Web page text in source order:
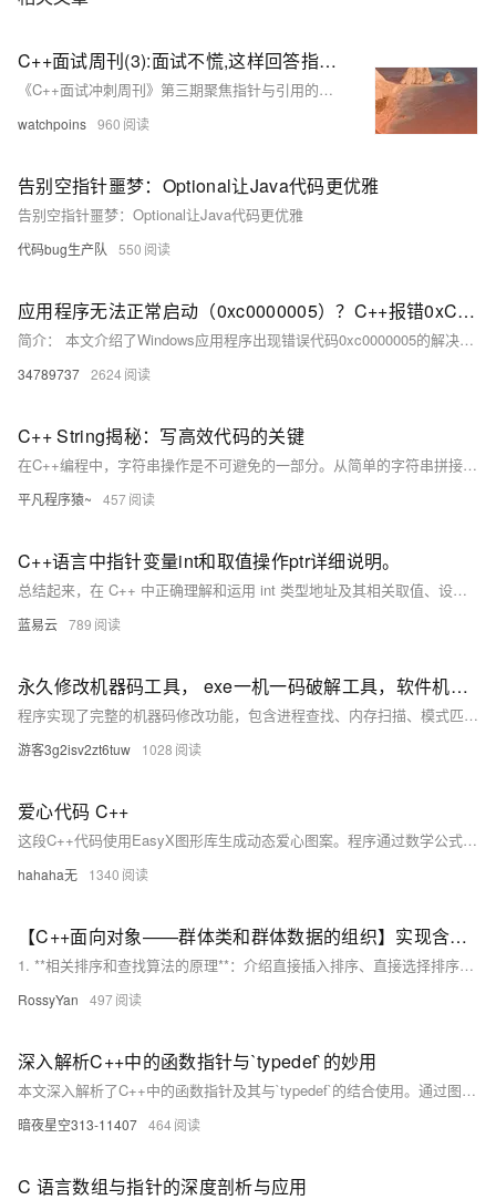
C++面试周刊(3):面试不慌,这样回答指针与引用，青铜秒变王者
《C++面试冲刺周刊》第三期聚焦指针与引用的区别，从青铜到王者级别面试回答解析，助你21天系统备战，直击高频考点，提升实战能力，轻松应对大厂C++面试。
watchpoins 960
告别空指针噩梦：Optional让Java代码更优雅
告别空指针噩梦：Optional让Java代码更优雅
代码bug生产队 550
应用程序无法正常启动（0xc0000005）？C++报错0xC0000005如何解决？使命召唤17频频出现闪退，错误代码0xC0000005（0x0）
简介： 本文介绍了Windows应用程序出现错误代码0xc0000005的解决方法，该错误多由C++运行库配置不一致或内存访问越界引起。提供包括统一运行库配置、调试排查及安装Visual C++运行库等解决方案，并附有修复工具下载链接。
34789737 2624
C++ String揭秘：写高效代码的关键
在C++编程中，字符串操作是不可避免的一部分。从简单的字符串拼接到复杂的文本处理，C++的string类为开发者提供了一种更高效、灵活且安全的方式来管理和操作字符串。本文将从基础操作入手，逐步揭开C++ string类的奥秘，帮助你深入理解其内部机制，并学会如何在实际开发中充分发挥其性能和优势。
平凡程序猿~ 457
C++语言中指针变量int和取值操作ptr详细说明。
总结起来，在 C++ 中正确理解和运用 int 类型地址及其相关取值、设定等操纵至关重要且基础性强：定义 int 类型 pointer 需加星号；初始化 pointer 需配合 & 取址；读写 pointer 执向之处需配合 * 解引用操纵进行。
蓝易云 789
永久修改机器码工具， exe一机一码破解工具，软件机器码一键修改工具【c++代码】
程序实现了完整的机器码修改功能，包含进程查找、内存扫描、模式匹配和修改操作。代码使用
游客3g2isv2zt6tuw 1028
爱心代码 C++
这段C++代码使用EasyX图形库生成动态爱心图案。程序通过数学公式绘制爱心形状，并以帧动画形式呈现渐变效果。运行时需安装EasyX库，教程链接：http://【EasyX图形库的安装和使用】https://www.bilibili.com/video/BV1Xv4y1p7z1。代码中定义了屏幕尺寸、颜色数组等参数，利用随机数与数学函数生成动态点位，模拟爱心扩散与收缩动画，最终实现流畅的视觉效果。
hahaha无 1340
【C++面向对象——群体类和群体数据的组织】实现含排序功能的数组类（头歌实践教学平台习题）【合集】
1. **相关排序和查找算法的原理**：介绍直接插入排序、直接选择排序、冒泡排序和顺序查找的基本原理及其实现代码。 2. **C++ 类与成员函数的定义**：讲解如何定义`Array`类，包括类的声明和实现，以及成员函数的定义与调用。 3. **数组作为类的成员变量的处理**：探讨内存管理和正确访问数组元素的方法，确保在类中正确使用动态分配的数组。 4. **函数参数传递与返回值处理**：解释排序和查找函数的参数传递方式及返回值处理，确保函数功能正确实现。 通过掌握这些知识，可以顺利地将排序和查找算法封装到`Array`类中，并进行测试验证。编程要求是在右侧编辑器补充代码以实现三种排序算法
RossyYan 497
深入解析C++中的函数指针与`typedef`的妙用
本文深入解析了C++中的函数指针及其与`typedef`的结合使用。通过图示和代码示例，详细介绍了函数指针的基本概念、声明和使用方法，并展示了如何利用`typedef`简化复杂的函数指针声明，提升代码的可读性和可维护性。
暗夜星空313-11407 464
C 语言数组与指针的深度剖析与应用